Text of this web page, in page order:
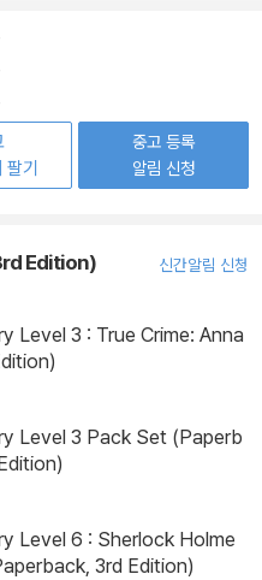
기
중고 등록
알림 신청
Edition)
신간알림 신청
Level 3 : True Crime: Anna
Level 3 Pack Set (Paperb
Level 6 : Sherlock Holme
3rd Edition)